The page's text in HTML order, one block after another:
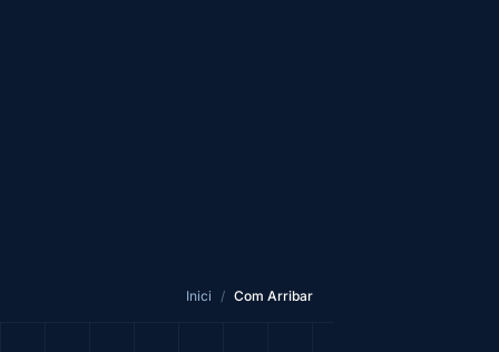
Inici / Com Arribar